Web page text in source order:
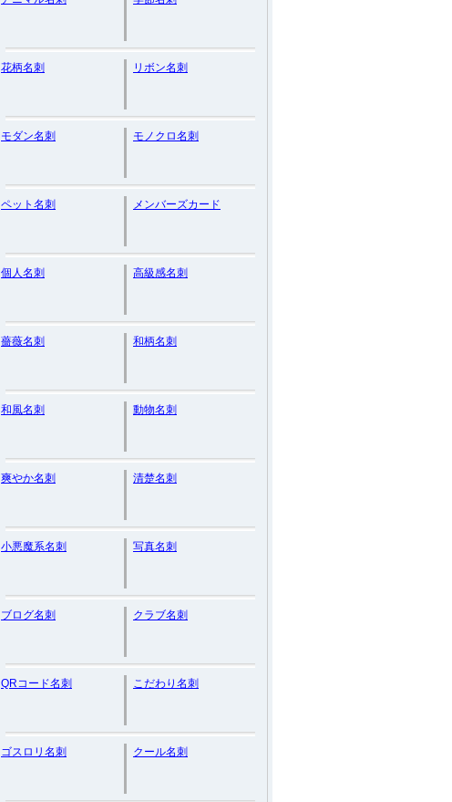
花柄名刺 リボン名刺
モダン名刺 モノクロ名刺
ペット名刺 メンバーズカード
個人名刺 高級感名刺
薔薇名刺 和柄名刺
和風名刺 動物名刺
爽やか名刺 清楚名刺
小悪魔系名刺 写真名刺
ブログ名刺 クラブ名刺
QRコード名刺 こだわり名刺
ゴスロリ名刺 クール名刺